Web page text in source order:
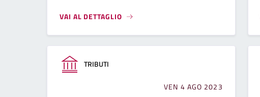
VAI AL DETTAGLIO
TRIBUTI
VEN 4 AGO 2023